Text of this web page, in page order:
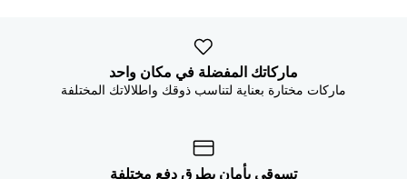
ماركاتك المفضلة في مكان واحد
ماركات مختارة بعناية لتناسب ذوقك واطلالاتك المختلفة
تسوقي بأمان بطرق دفع مختلفة